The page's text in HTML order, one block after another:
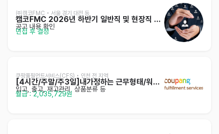
㈜캠코FMC • 서울,경기,대전 등
캠코FMC 2026년 하반기 일반직 및 현장직 채용
공고 내용 확인
면접 후 결정
쿠팡풀필먼트서비스(CFS) • 인천 전 지역
[4시간/주말/주3일]내가정하는 근무형태/워라밸/셔틀
입고, 출고, 재고관리, 상품분류 등
월급 : 2,035,729원